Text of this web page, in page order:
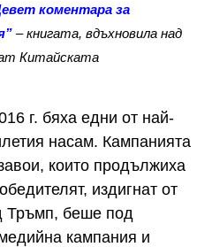
коментара за
– книгата, вдъхновила над
Китайската
г. бяха едни от най-
насам. Кампанията
които продължиха
издигнат от
Тръмп, беше под
кампания и